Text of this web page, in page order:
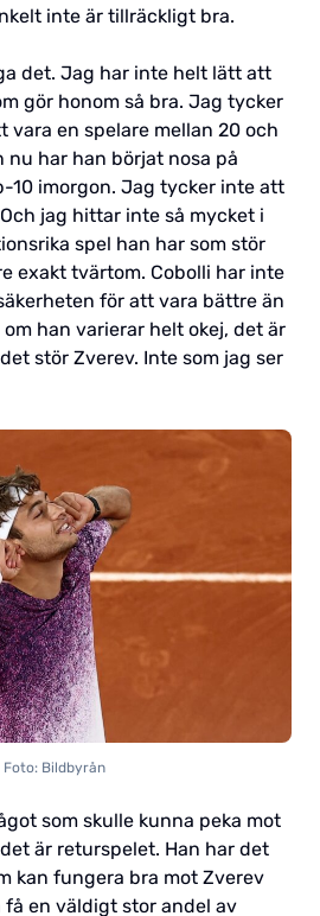
inte är tillräckligt bra.
det. Jag har inte helt lätt att
gör honom så bra. Jag tycker
vara en spelare mellan 20 och
nu har han börjat nosa på
10 imorgon. Jag tycker inte att
jag hittar inte så mycket i
spel han har som stör
exakt tvärtom. Cobolli har inte
för att vara bättre än
han varierar helt okej, det är
stör Zverev. Inte som jag ser
Foto: Bildbyrån
som skulle kunna peka mot
är returspelet. Han har det
kan fungera bra mot Zverev
få en väldigt stor andel av